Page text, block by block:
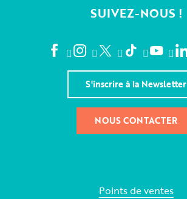
SUIVEZ-NOUS !
S'inscrire à la Newsletter
NOUS CONTACTER
Points de ventes